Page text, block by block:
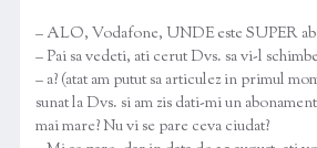
– ALO, Vodafone, UNDE este SUPER
– Pai sa vedeti, ati cerut Dvs. sa vi-l
– a? (atat am putut sa articulez in primul
sunat la Dvs. si am zis dati-mi un
mai mare? Nu vi se pare ceva ciudat?